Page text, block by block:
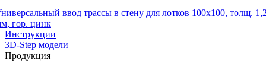
ввод трассы в стену для лотков 100х100, толщ.
гор. цинк
Инструкции
3D-Step модели
Продукция